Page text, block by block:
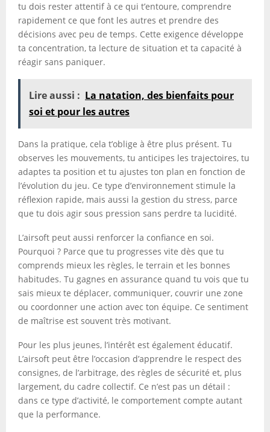
tu dois rester attentif à ce qui t’entoure, comprendre
rapidement ce que font les autres et prendre des
décisions avec peu de temps. Cette exigence développe
ta concentration, ta lecture de situation et ta capacité à
réagir sans paniquer.
Lire aussi : La natation, des bienfaits pour
soi et pour les autres
Dans la pratique, cela t’oblige à être plus présent. Tu
observes les mouvements, tu anticipes les trajectoires, tu
adaptes ta position et tu ajustes ton plan en fonction de
l’évolution du jeu. Ce type d’environnement stimule la
réflexion rapide, mais aussi la gestion du stress, parce
que tu dois agir sous pression sans perdre ta lucidité.
L’airsoft peut aussi renforcer la confiance en soi.
Pourquoi ? Parce que tu progresses vite dès que tu
comprends mieux les règles, le terrain et les bonnes
habitudes. Tu gagnes en assurance quand tu vois que tu
sais mieux te déplacer, communiquer, couvrir une zone
ou coordonner une action avec ton équipe. Ce sentiment
de maîtrise est souvent très motivant.
Pour les plus jeunes, l’intérêt est également éducatif.
L’airsoft peut être l’occasion d’apprendre le respect des
consignes, de l’arbitrage, des règles de sécurité et, plus
largement, du cadre collectif. Ce n’est pas un détail :
dans ce type d’activité, le comportement compte autant
que la performance.